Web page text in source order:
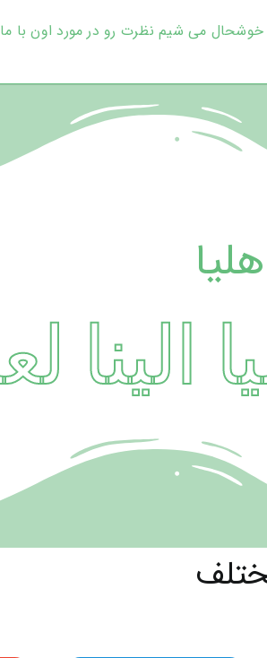
خوشحال می شیم نظرت رو در مورد اون با